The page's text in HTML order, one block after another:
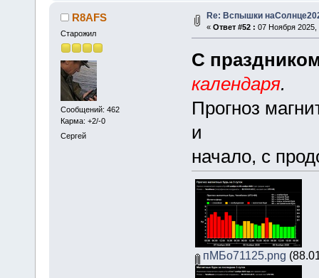
R8AFS
Старожил
Сообщений: 462
Карма: +2/-0
Сергей
Re: Вспышки
« Ответ #52 : 07 Ноября 2025,
С
календаря.
Прогноз
и
начало, с
пМБо71125.png